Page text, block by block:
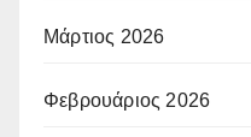
Μάρτιος 2026
Φεβρουάριος 2026